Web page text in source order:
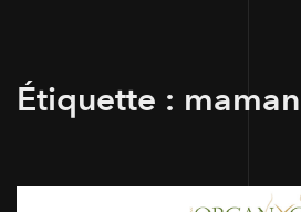
Étiquette : maman